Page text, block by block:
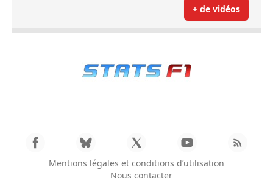
+ de vidéos
Mentions légales et conditions d’utilisation
Nous contacter